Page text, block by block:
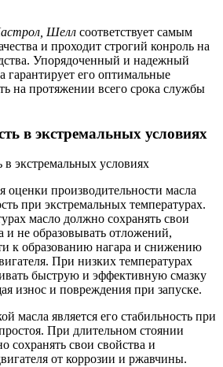
Шелл соответствует самым
и проходит строгий конроль на
Упорядоченный и надежный
гарантирует его оптимальные
на протяжении всего срока службы
в экстремальных условиях
производительности масла
при экстремальных температурах.
масло должно сохранять свои
и не образовывать отложений,
к образованию нагара и снижению
При низких температурах
быструю и эффективную смазку
износ и повреждения при запуске.
масла является его стабильность при
При длительном стоянии
сохранять свои свойства и
от коррозии и ржавчины.